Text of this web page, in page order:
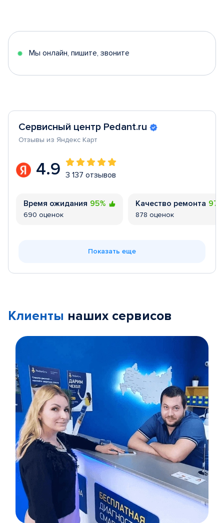
5
Мы онлайн, пишите, звоните
Сервисный центр Pedant.ru
Отзывы из Яндекс Карт
4.9 3 137 отзывов
Время ожидания 95%
690 оценок
Качество ремонта
878 оценок
Показать еще
Клиенты наших сервисов